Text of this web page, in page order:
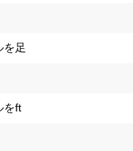
を足
をft